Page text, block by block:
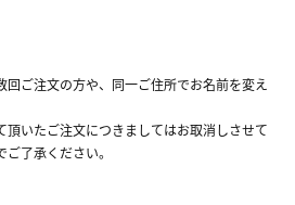
回ご注文の方や、同一ご住所でお名前を変え
いたご注文につきましてはお取消しさせて
了承ください。